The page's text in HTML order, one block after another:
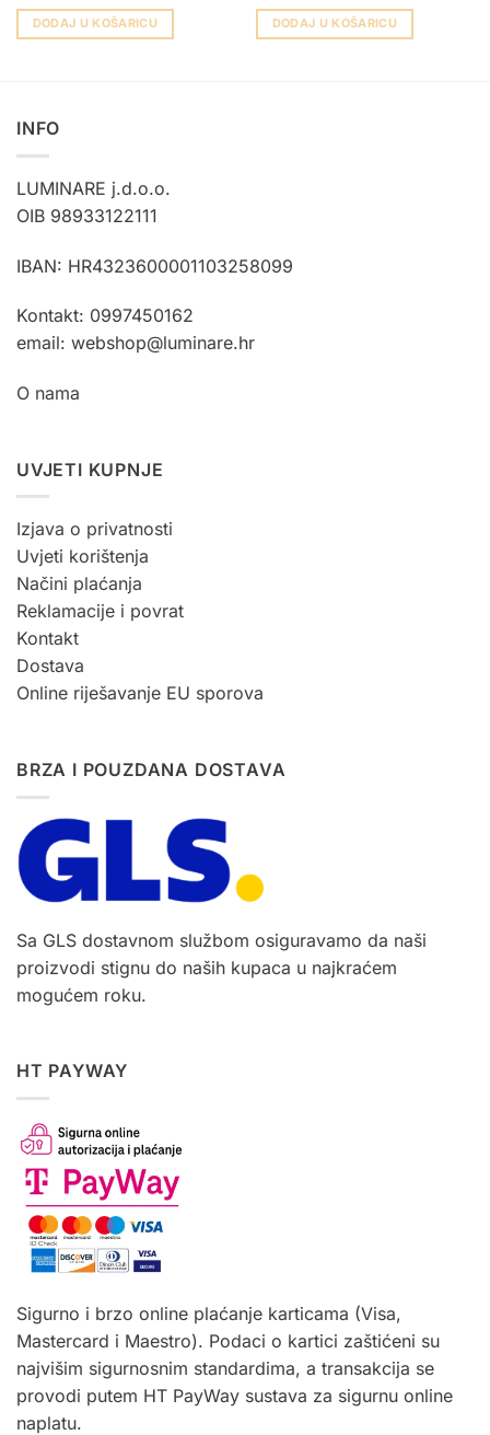
DODAJ U KOŠARICU DODAJ U KOŠARICU
INFO
LUMINARE j.d.o.o.
OIB 98933122111
IBAN: HR4323600001103258099
Kontakt: 0997450162
email: webshop@luminare.hr
O nama
UVJETI KUPNJE
Izjava o privatnosti
Uvjeti korištenja
Načini plaćanja
Reklamacije i povrat
Kontakt
Dostava
Online riješavanje EU sporova
BRZA I POUZDANA DOSTAVA
Sa GLS dostavnom službom osiguravamo da naši
proizvodi stignu do naših kupaca u najkraćem
mogućem roku.
HT PAYWAY
Sigurno i brzo online plaćanje karticama (Visa,
Mastercard i Maestro). Podaci o kartici zaštićeni su
najvišim sigurnosnim standardima, a transakcija se
provodi putem HT PayWay sustava za sigurnu online
naplatu.